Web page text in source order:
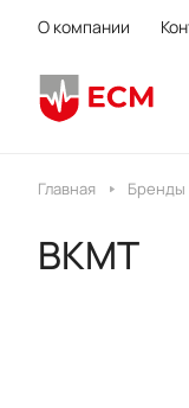
О компании
Главная Бренды
ВКМТ